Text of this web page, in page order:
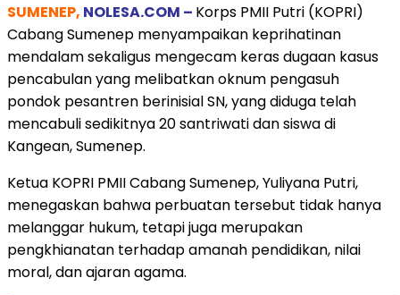
SUMENEP, NOLESA.COM – Korps PMII Putri (KOPRI)
Cabang Sumenep menyampaikan keprihatinan
mendalam sekaligus mengecam keras dugaan kasus
pencabulan yang melibatkan oknum pengasuh
pondok pesantren berinisial SN, yang diduga telah
mencabuli sedikitnya 20 santriwati dan siswa di
Kangean, Sumenep.
Ketua KOPRI PMII Cabang Sumenep, Yuliyana Putri,
menegaskan bahwa perbuatan tersebut tidak hanya
melanggar hukum, tetapi juga merupakan
pengkhianatan terhadap amanah pendidikan, nilai
moral, dan ajaran agama.